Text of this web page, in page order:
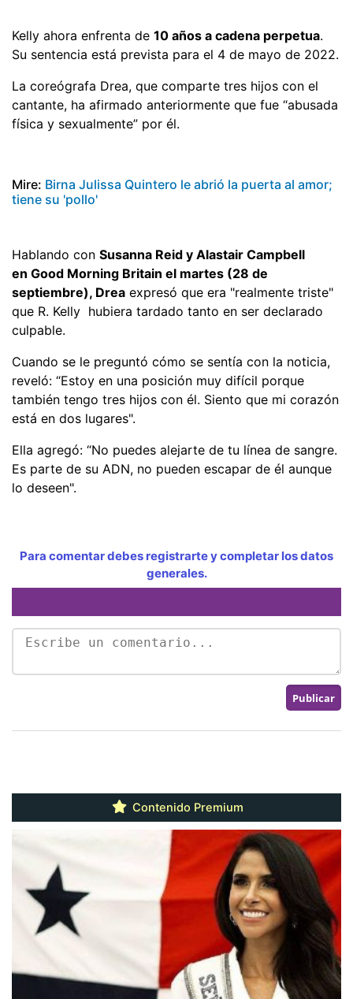
Kelly ahora enfrenta de 10 años a cadena perpetua.
Su sentencia está prevista para el 4 de mayo de 2022.
La coreógrafa Drea, que comparte tres hijos con el
cantante, ha afirmado anteriormente que fue “abusada
física y sexualmente” por él.
Mire: Birna Julissa Quintero le abrió la puerta al amor;
tiene su 'pollo'
Hablando con Susanna Reid y Alastair Campbell
en Good Morning Britain el martes (28 de
septiembre), Drea expresó que era "realmente triste"
que R. Kelly hubiera tardado tanto en ser declarado
culpable.
Cuando se le preguntó cómo se sentía con la noticia,
reveló: “Estoy en una posición muy difícil porque
también tengo tres hijos con él. Siento que mi corazón
está en dos lugares".
Ella agregó: “No puedes alejarte de tu línea de sangre.
Es parte de su ADN, no pueden escapar de él aunque
lo deseen".
Para comentar debes registrarte y completar los datos
generales.
Contenido Premium